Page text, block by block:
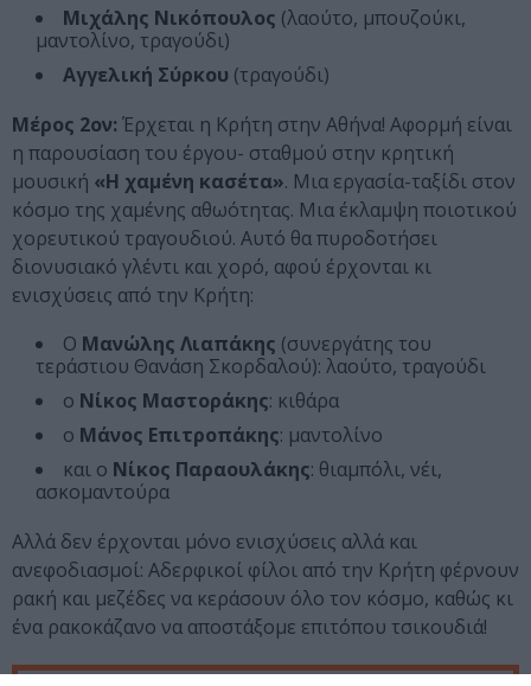
Μιχάλης Νικόπουλος (λαούτο, μπουζούκι,
μαντολίνο, τραγούδι)
Αγγελική Σύρκου (τραγούδι)
Μέρος 2ον: Έρχεται η Κρήτη στην Αθήνα! Αφορμή είναι
η παρουσίαση του έργου- σταθμού στην κρητική
μουσική «Η χαμένη κασέτα». Μια εργασία-ταξίδι στον
κόσμο της χαμένης αθωότητας. Μια έκλαμψη ποιοτικού
χορευτικού τραγουδιού. Αυτό θα πυροδοτήσει
διονυσιακό γλέντι και χορό, αφού έρχονται κι
ενισχύσεις από την Κρήτη:
Ο Μανώλης Λιαπάκης (συνεργάτης του
τεράστιου Θανάση Σκορδαλού): λαούτο, τραγούδι
ο Νίκος Μαστοράκης: κιθάρα
ο Μάνος Επιτροπάκης: μαντολίνο
και ο Νίκος Παραουλάκης: θιαμπόλι, νέι,
ασκομαντούρα
Αλλά δεν έρχονται μόνο ενισχύσεις αλλά και
ανεφοδιασμοί: Αδερφικοί φίλοι από την Κρήτη φέρνουν
ρακή και μεζέδες να κεράσουν όλο τον κόσμο, καθώς κι
ένα ρακοκάζανο να αποστάξομε επιτόπου τσικουδιά!